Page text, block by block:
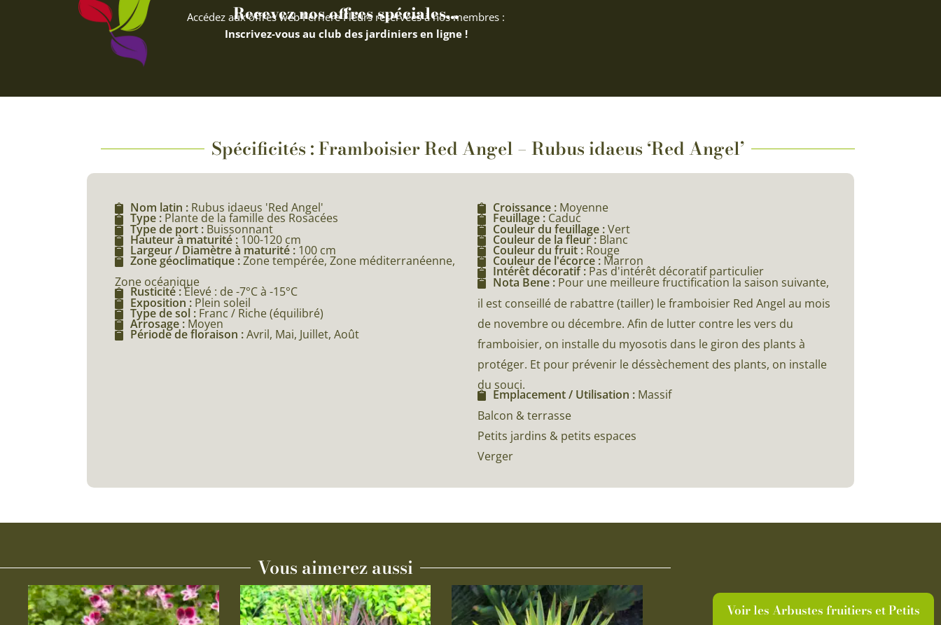
Recevez nos offres spéciales...
Accédez aux offres web Ferriere Fleurs réservées à nos membres :
Inscrivez-vous au club des jardiniers en ligne !
Spécificités : Framboisier Red Angel – Rubus idaeus ‘Red Angel’
Nom latin : Rubus idaeus 'Red Angel'
Type : Plante de la famille des Rosacées
Type de port : Buissonnant
Hauteur à maturité : 100-120 cm
Largeur / Diamètre à maturité : 100 cm
Zone géoclimatique :Zone tempérée, Zone méditerranéenne,
Zone océanique
Rusticité :Élevé : de -7°C à -15°C
Exposition : Plein soleil
Type de sol : Franc / Riche (équilibré)
Arrosage : Moyen
Période de floraison :Avril, Mai, Juillet, Août
Croissance : Moyenne
Feuillage : Caduc
Couleur du feuillage :Vert
Couleur de la fleur : Blanc
Couleur du fruit : Rouge
Couleur de l'écorce : Marron
Intérêt décoratif : Pas d'intérêt décoratif particulier
Nota Bene : Pour une meilleure fructification la saison suivante,
il est conseillé de rabattre (tailler) le framboisier Red Angel au mois
de novembre ou décembre. Afin de lutter contre les vers du
framboisier, on installe du myosotis dans le giron des plants à
protéger. Et pour prévenir le déssèchement des plants, on installe
du souci.
Emplacement / Utilisation : Massif
Balcon & terrasse
Petits jardins & petits espaces
Verger
Vous aimerez aussi
Ce
produit
Voir les Arbustes fruitiers et Petits